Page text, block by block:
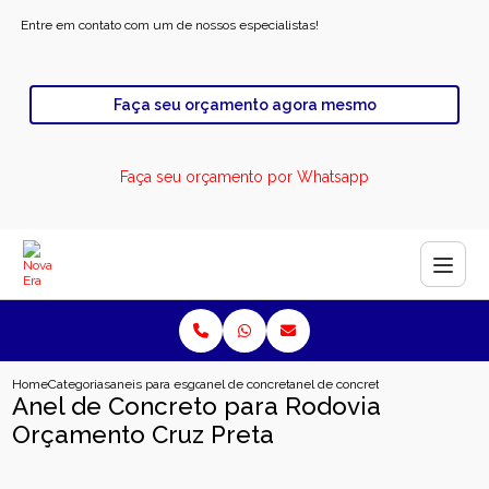
Entre em contato com um de nossos especialistas!
Faça seu orçamento agora mesmo
Faça seu orçamento por Whatsapp
HomeCategoriasaneis para esgotoanel de concreto para esgoto industrial
anel de concreto para rodovia
Anel de Concreto para Rodovia
Orçamento Cruz Preta